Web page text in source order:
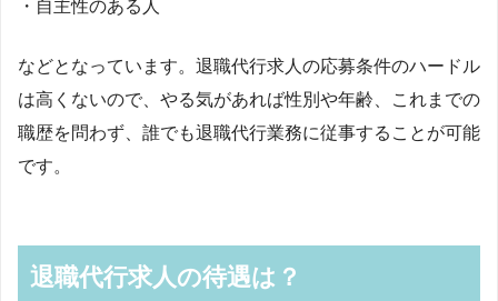
・自主性のある人
などとなっています。退職代行求人の応募条件のハードル
は高くないので、やる気があれば性別や年齢、これまでの
職歴を問わず、誰でも退職代行業務に従事することが可能
です。
退職代行求人の待遇は？